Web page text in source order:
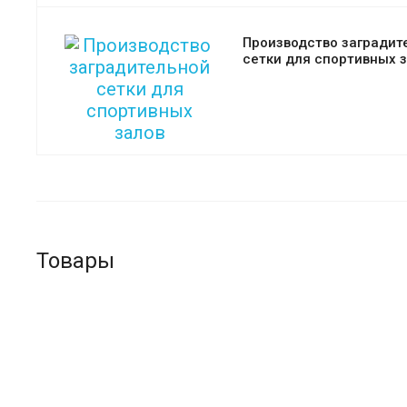
Производство
сетки для спортивных
Товары